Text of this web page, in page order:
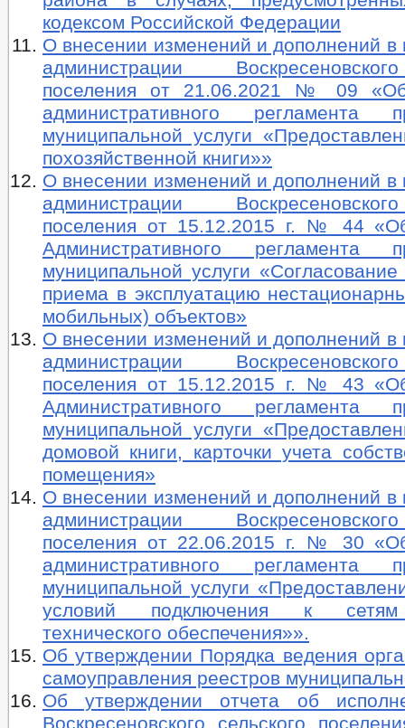
кодексом Российской Федерации
О внесении изменений и дополнений в
администрации
поселения от 21.06.2021 № 09 «Об
административного регламента
муниципальной услуги
похозяйственной книги»»
О внесении изменений и дополнений в
администрации
поселения от 15.12.2015 г. № 44
Административного регламента
муниципальной услуги
приема в эксплуатацию
мобильных) объектов»
О внесении изменений и дополнений в
администрации
поселения от 15.12.2015 г. № 43
Административного регламента
муниципальной услуги
домовой книги, карточки учета
помещения»
О внесении изменений и дополнений в
администрации
поселения от 22.06.2015 г. № 30
административного регламента
муниципальной услуги
условий подключения к сетям
технического обеспечения»».
Об утверждении Порядка ведения
самоуправления реестров
Об утверждении отчета об
Воскресеновского сельского